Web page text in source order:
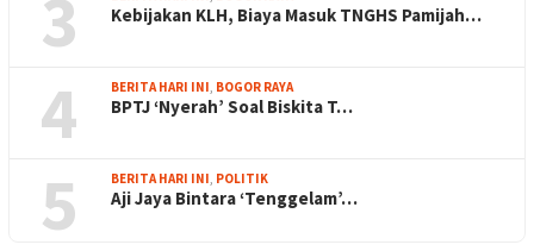
3 Kebijakan KLH, Biaya Masuk TNGHS Pamijah…
4 BERITA HARI INI, BOGOR RAYA
BPTJ ‘Nyerah’ Soal Biskita T…
5 BERITA HARI INI, POLITIK
Aji Jaya Bintara ‘Tenggelam’…